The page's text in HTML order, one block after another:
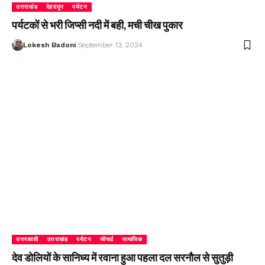
उत्तराखंड देहरादून पर्यटन
पर्यटकों से भरी जिप्सी नदी में बही, मची चीख पुकार
Lokesh Badoni September 13, 2024
उत्तरकाशी उत्तराखंड पर्यटन फीचर्ड सामाजिक
देव डोलियों के सानिध्य में रवाना हुआ पहला दल सरनौल से सुतुड़ी